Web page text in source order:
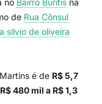
no Bairro Buritis na
de Rua Cônsul
sílvio de oliveira
é de R$ 5,7
R$ 480 mil a R$ 1,3